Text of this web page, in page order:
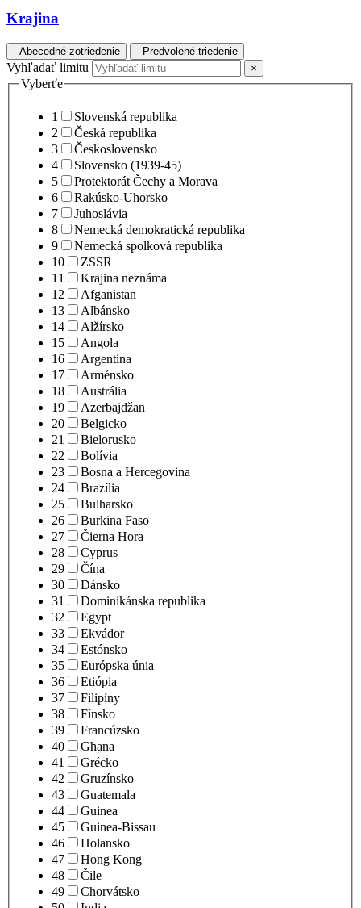
Krajina
Abecedné zotriedenie Predvolené triedenie
Vyhľadať limitu ×
Vyberťe
1
Slovenská republika
2
Česká republika
3
Československo
4
Slovensko (1939-45)
5
Protektorát Čechy a Morava
6
Rakúsko-Uhorsko
7
Juhoslávia
8
Nemecká demokratická republika
9
Nemecká spolková republika
10
ZSSR
11
Krajina neznáma
12
Afganistan
13
Albánsko
14
Alžírsko
15
Angola
16
Argentína
17
Arménsko
18
Austrália
19
Azerbajdžan
20
Belgicko
21
Bielorusko
22
Bolívia
23
Bosna a Hercegovina
24
Brazília
25
Bulharsko
26
Burkina Faso
27
Čierna Hora
28
Cyprus
29
Čína
30
Dánsko
31
Dominikánska republika
32
Egypt
33
Ekvádor
34
Estónsko
35
Európska únia
36
Etiópia
37
Filipíny
38
Fínsko
39
Francúzsko
40
Ghana
41
Grécko
42
Gruzínsko
43
Guatemala
44
Guinea
45
Guinea-Bissau
46
Holansko
47
Hong Kong
48
Čile
49
Chorvátsko